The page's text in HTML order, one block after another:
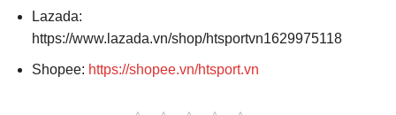
Lazada:
https://www.lazada.vn/shop/htsportvn1629975118
Shopee: https://shopee.vn/htsport.vn